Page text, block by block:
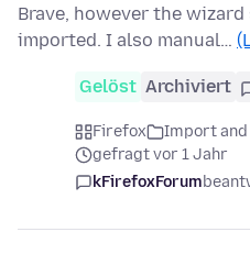
Brave, however the
imported. I also manual…
Gelöst Archiviert
Firefox
Import
gefragt vor 1 Jahr
kFirefoxForum